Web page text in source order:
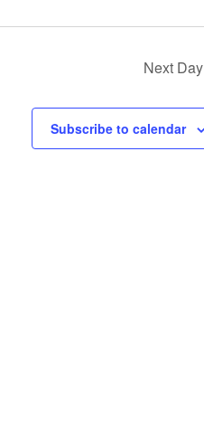
Next Day
Subscribe to calendar